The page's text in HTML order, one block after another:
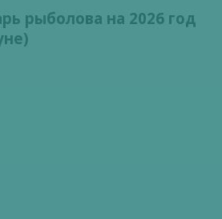
рыболова на 2026 год